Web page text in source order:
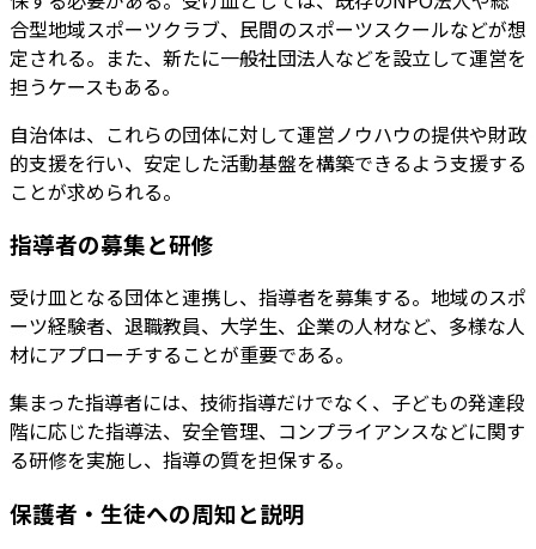
合型地域スポーツクラブ、民間のスポーツスクールなどが想
定される。また、新たに一般社団法人などを設立して運営を
担うケースもある。
自治体は、これらの団体に対して運営ノウハウの提供や財政
的支援を行い、安定した活動基盤を構築できるよう支援する
ことが求められる。
指導者の募集と研修
受け皿となる団体と連携し、指導者を募集する。地域のスポ
ーツ経験者、退職教員、大学生、企業の人材など、多様な人
材にアプローチすることが重要である。
集まった指導者には、技術指導だけでなく、子どもの発達段
階に応じた指導法、安全管理、コンプライアンスなどに関す
る研修を実施し、指導の質を担保する。
保護者・生徒への周知と説明